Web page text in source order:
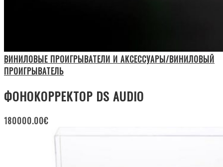
ВИНИЛОВЫЕ ПРОИГРЫВАТЕЛИ И АКСЕССУАРЫ/ВИНИЛОВЫЙ
ПРОИГРЫВАТЕЛЬ
ФОНОКОРРЕКТОР DS AUDIO
180000.00€